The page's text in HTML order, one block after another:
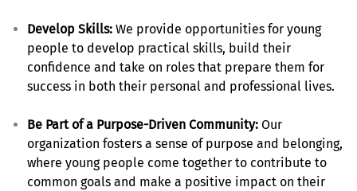
Develop Skills:We provide opportunities for young
people to develop practical skills, build their
confidence and take on roles that prepare them for
success in both their personal and professional lives.
Be Part of a Purpose-Driven Community:Our
organization fosters a sense of purpose and belonging,
where young people come together to contribute to
common goals and make a positive impact on their